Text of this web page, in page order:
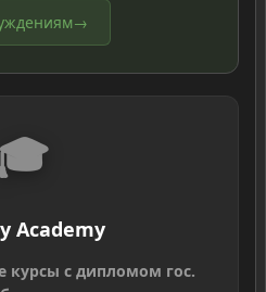
→
🎓
Academy
курсы с дипломом гос.